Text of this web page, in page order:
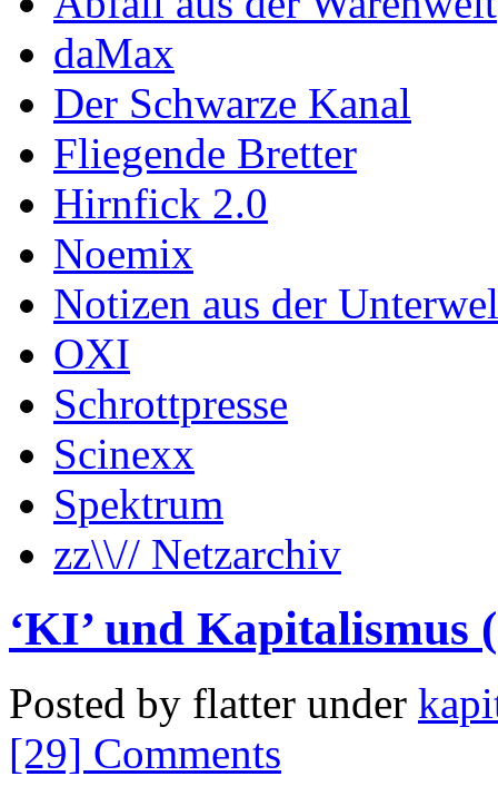
daMax
Der Schwarze Kanal
Fliegende Bretter
Hirnfick 2.0
Noemix
Notizen aus der
OXI
Schrottpresse
Scinexx
Spektrum
zz\\// Netzarchiv
‘KI’ und Kapitalismus
Posted by flatter under
[29] Comments